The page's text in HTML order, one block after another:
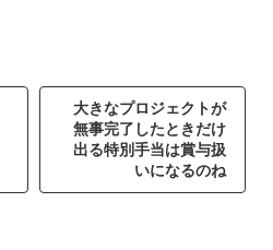
大きなプロジェクトが
無事完了したときだけ
出る特別手当は賞与扱
いになるのね